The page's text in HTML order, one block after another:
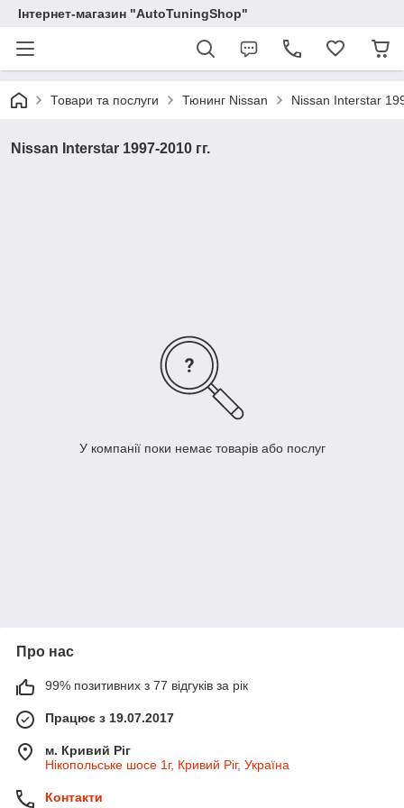
Інтернет-магазин "AutoTuningShop"
Товари та послуги Тюнинг Nissan Nissan Interstar
Nissan Interstar 1997-2010 гг.
У компанії поки немає товарів або послуг
Про нас
99% позитивних з 77 відгуків за рік
Працює з 19.07.2017
м. Кривий Ріг
Нікопольське шосе 1г, Кривий Ріг, Україна
Контакти